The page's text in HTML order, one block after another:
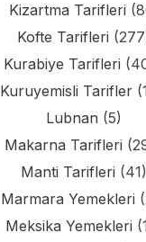
Kizartma Tarifleri
Kofte Tarifleri
Kurabiye Tarifleri
Kuruyemisli Tarifler
Lubnan (5)
Makarna Tarifleri
Manti Tarifleri (41)
Marmara Yemekleri
Meksika Yemekleri